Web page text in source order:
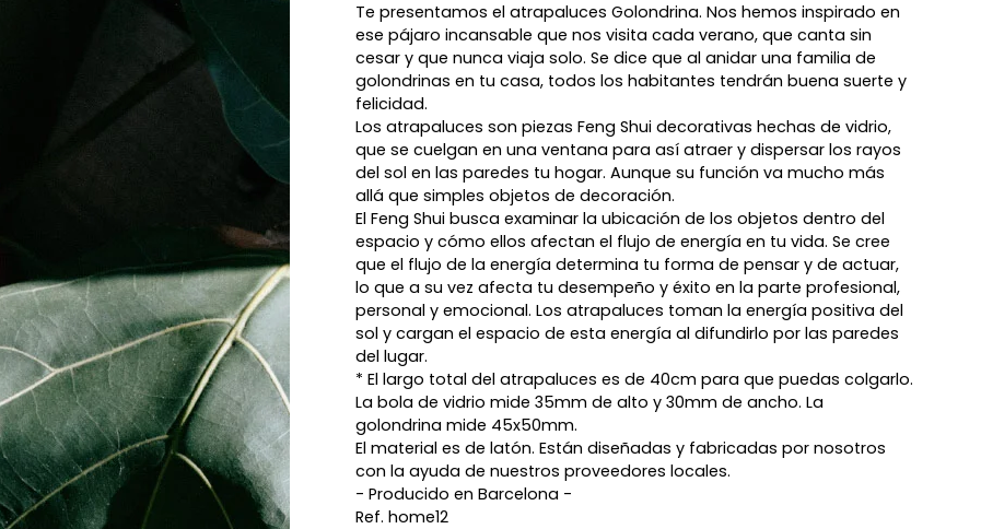
Te presentamos el atrapaluces Golondrina. Nos hemos inspirado en
ese pájaro incansable que nos visita cada verano, que canta sin
cesar y que nunca viaja solo. Se dice que al anidar una familia de
golondrinas en tu casa, todos los habitantes tendrán buena suerte y
felicidad.
Los atrapaluces son piezas Feng Shui decorativas hechas de vidrio,
que se cuelgan en una ventana para así atraer y dispersar los rayos
del sol en las paredes tu hogar. Aunque su función va mucho más
allá que simples objetos de decoración.
El Feng Shui busca examinar la ubicación de los objetos dentro del
espacio y cómo ellos afectan el flujo de energía en tu vida. Se cree
que el flujo de la energía determina tu forma de pensar y de actuar,
lo que a su vez afecta tu desempeño y éxito en la parte profesional,
personal y emocional. Los atrapaluces toman la energía positiva del
sol y cargan el espacio de esta energía al difundirlo por las paredes
del lugar.
* El largo total del atrapaluces es de 40cm para que puedas colgarlo.
La bola de vidrio mide 35mm de alto y 30mm de ancho. La
golondrina mide 45x50mm.
El material es de latón. Están diseñadas y fabricadas por nosotros
con la ayuda de nuestros proveedores locales.
- Producido en Barcelona -
Ref. home12